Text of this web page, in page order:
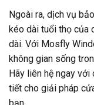
Ngoài ra, dịch vụ
kéo dài tuổi thọ của
dài. Với Mosfly
không gian sống
Hãy liên hệ ngay
tiết cho giải pháp